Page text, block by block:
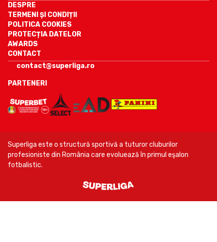
DESPRE
TERMENI ȘI CONDIȚII
POLITICA COOKIES
PROTECȚIA DATELOR
AWARDS
CONTACT
contact@superliga.ro
PARTENERI
Superliga este o structură sportivă a tuturor cluburilor
profesioniste din România care evoluează în primul eşalon
fotbalistic.